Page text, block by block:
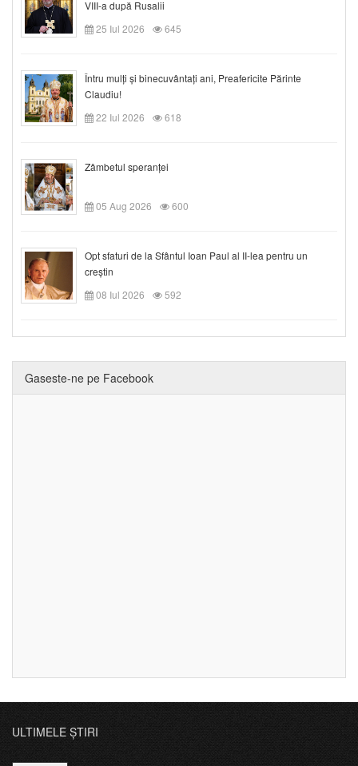
VIII-a după Rusalii
25 Iul 2026
645
Întru mulți și binecuvântați ani, Preafericite Părinte
Claudiu!
22 Iul 2026
618
Zâmbetul speranței
05 Aug 2026 600
Opt sfaturi de la Sfântul Ioan Paul al II-lea pentru un
creștin
08 Iul 2026
592
Gaseste-ne pe Facebook
ULTIMELE ȘTIRI